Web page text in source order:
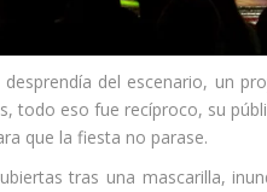
del escenario, un
todo eso fue recíproco, su
que la fiesta no parase.
tras una mascarilla,